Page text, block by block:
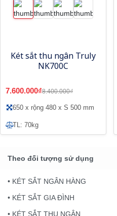
Két sắt thu ngân Truly
NK700C
7.600.000₫8.400.000₫
650 x rộng 480 x S 500 mm
TL: 70kg
Theo đối tượng sử dụng
• KÉT SẮT NGÂN HÀNG
• KÉT SẮT GIA ĐÌNH
• KÉT SẮT THU NGÂN